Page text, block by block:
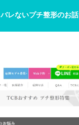
バレないプチ整形のお話